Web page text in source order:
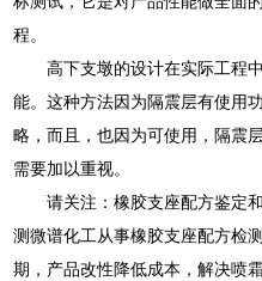
程。
高下支墩的设计在实际工程
能。这种方法因为隔震层有使用
略，而且，也因为可使用，隔震
需要加以重视。
请关注：橡胶支座配方鉴定
测微谱化工从事橡胶支座配方检
期，产品改性降低成本，解决喷